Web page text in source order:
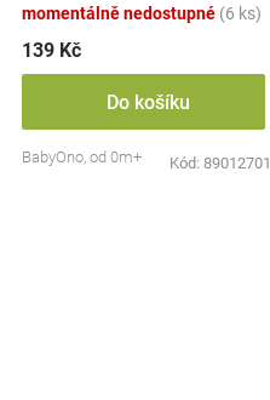
momentálně nedostupné (6 ks)
139 Kč
Do košíku
BabyOno, od 0m+ Kód: 89012701